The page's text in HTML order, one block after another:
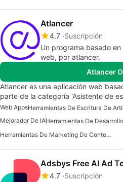
Atlancer
4.7 Suscripción
Un programa basado
web, por atlancer.
Atlancer
Atlancer es una aplicación web
parte de la categoría 'Asistente de
Web Apps
Mejorador De IAHerramientas De
Herramientas De Marketing De Contenido De IA
Adsbys Free AI Ad
4.7 Suscripción